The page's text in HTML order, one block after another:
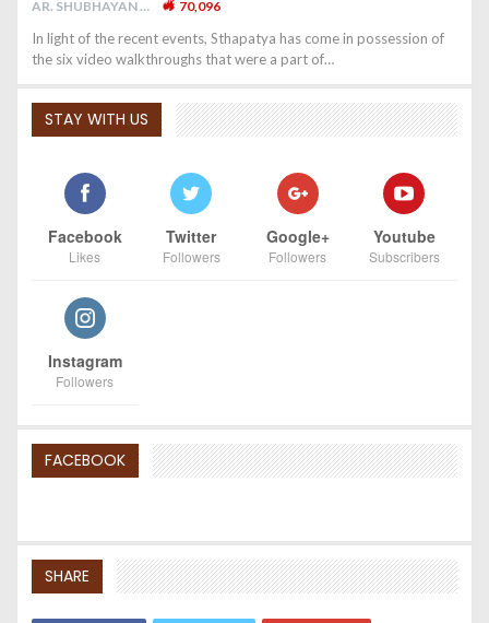
AR. SHUBHAYAN M 70,096
In light of the recent events, Sthapatya has come in possession of
the six video walkthroughs that were a part of…
STAY WITH US
Facebook
Likes
Twitter
Followers
Google+
Followers
Youtube
Subscribers
Instagram
Followers
FACEBOOK
SHARE